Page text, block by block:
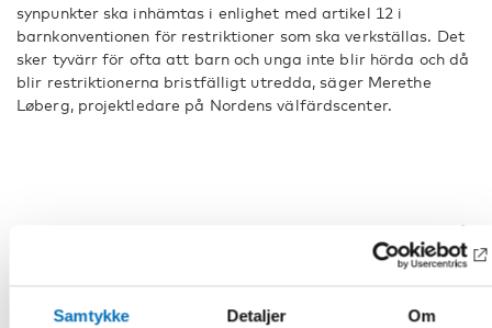
Samtykke Detaljer Om
synpunkter ska inhämtas i enlighet med artikel 12 i
barnkonventionen för restriktioner som ska verkställas. Det
sker tyvärr för ofta att barn och unga inte blir hörda och då
blir restriktionerna bristfälligt utredda, säger Merethe
Løberg, projektledare på Nordens välfärdscenter.